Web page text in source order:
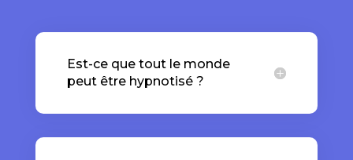
Est-ce que tout le monde
peut être hypnotisé ?